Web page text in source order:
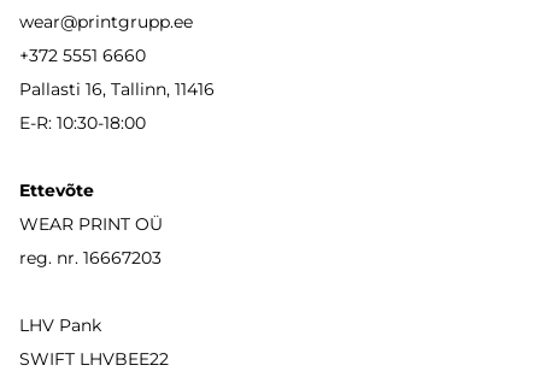
wear@printgrupp.ee
+372 5551 6660
Pallasti 16, Tallinn, 11416
E-R: 10:30-18:00
Ettevõte
WEAR PRINT OÜ
reg. nr. 16667203
LHV Pank
SWIFT LHVBEE22